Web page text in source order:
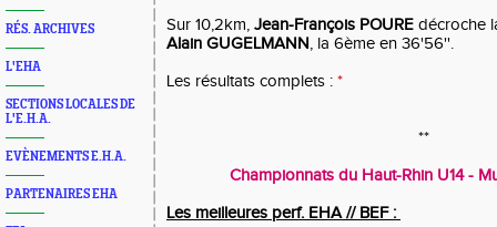
RÉS. ARCHIVES
L'EHA
SECTIONS LOCALES DE
L'E.H.A.
EVÈNEMENTS E.H.A.
PARTENAIRES EHA
Sur 10,2km, Jean-François POURE décroche
Alain GUGELMANN, la 6ème en 36'56''.
Les résultats complets : *
**
Championnats du Haut-Rhin U14 -
Les meilleures perf. EHA // BEF :